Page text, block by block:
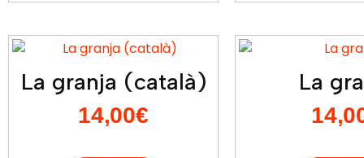
La granja (català)
14,00€
La